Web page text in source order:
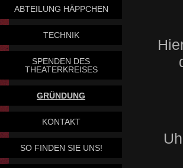
ABTEILUNG HÄPPCHEN
TECHNIK
SPENDEN DES
THEATERKREISES
GRÜNDUNG
KONTAKT
SO FINDEN SIE UNS!